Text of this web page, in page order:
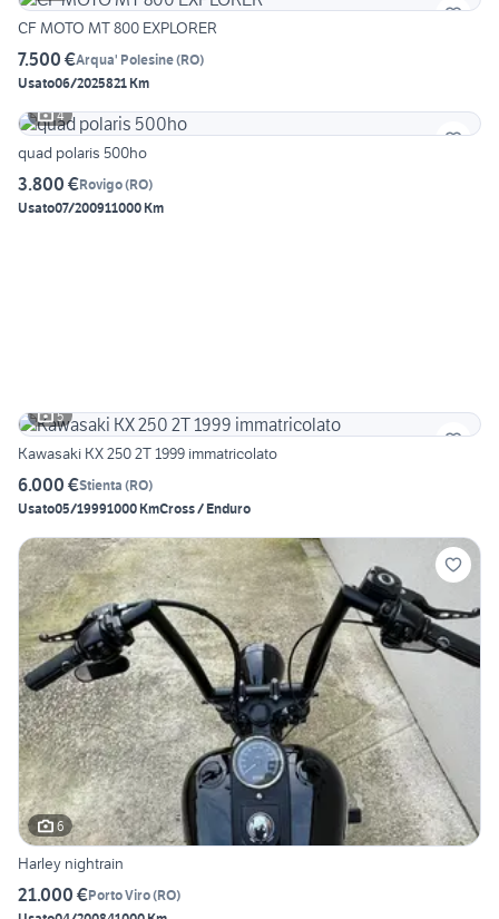
CF MOTO MT 800 EXPLORER
7.500 €Arqua' Polesine(RO)
Usato06/2025821 Km
4
quad polaris 500ho
3.800 €Rovigo(RO)
Usato07/200911000 Km
5
Kawasaki KX 250 2T 1999 immatricolato
6.000 €Stienta (RO)
Usato05/19991000 KmCross / Enduro
6
Harley nightrain
21.000 €Porto Viro(RO)